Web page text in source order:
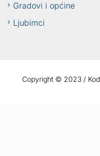
Gradovi i općine
Ljubimci
Copyright © 2023 /